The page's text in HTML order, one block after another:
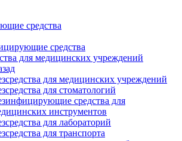
средства
средства
для медицинских учреждений
для медицинских учреждений
для стоматологий
средства для
инструментов
для лабораторий
для транспорта